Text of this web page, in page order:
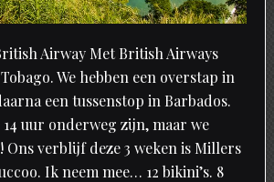
Airway Met British Airways
We hebben een overstap in
een tussenstop in Barbados.
uur onderweg zijn, maar we
Ons verblijf deze 3 weken is Millers
Ik neem mee… 12 bikini’s. 8